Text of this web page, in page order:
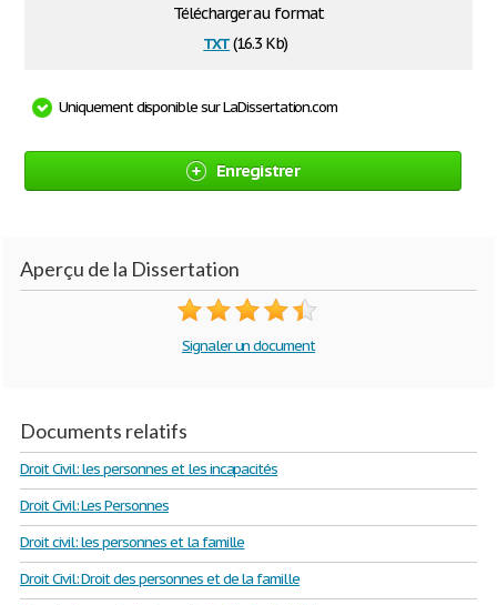
Télécharger au format
txt(16.3 Kb)
Uniquement disponible sur LaDissertation.com
Enregistrer
Aperçu de la Dissertation
Signaler un document
Documents relatifs
Droit Civil: les personnes et les incapacités
Droit Civil: Les Personnes
Droit civil: les personnes et la famille
Droit Civil: Droit des personnes et de la famille